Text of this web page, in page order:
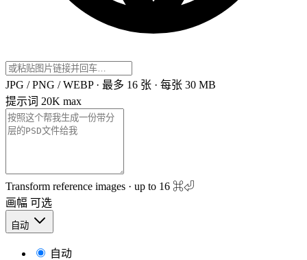
JPG / PNG / WEBP · 最多 16 张 · 每张 30 MB
提示词 20K max
Transform reference images · up to 16 ⌘⏎
画幅 可选
自动
自动